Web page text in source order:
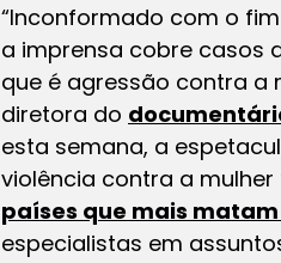
“Inconformado com o
a imprensa cobre casos
que é agressão contra a
diretora do
esta semana, a
violência contra a
países que mais
especialistas em